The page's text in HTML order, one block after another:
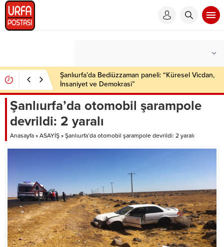
Şanlıurfa’da Bediüzzaman paneli: “Küresel Vicdan,
İnsaniyet ve Demokrasi”
Şanlıurfa’da otomobil şarampole
devrildi: 2 yaralı
Anasayfa » ASAYİŞ » Şanlıurfa’da otomobil şarampole devrildi: 2 yaralı